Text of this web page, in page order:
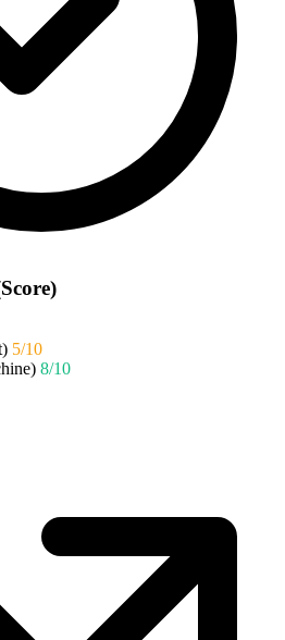
5/10
8/10